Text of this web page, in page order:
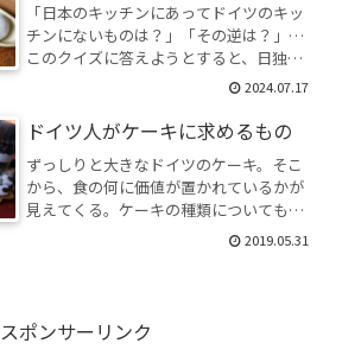
「日本のキッチンにあってドイツのキッ
チンにないものは？」「その逆は？」…
このクイズに答えようとすると、日独の
文化と意識の違いが見えてくる。2024.07.17
ドイツ人がケーキに求めるもの
ずっしりと大きなドイツのケーキ。そこ
から、食の何に価値が置かれているかが
見えてくる。ケーキの種類についても解
2019.05.31
スポンサーリンク